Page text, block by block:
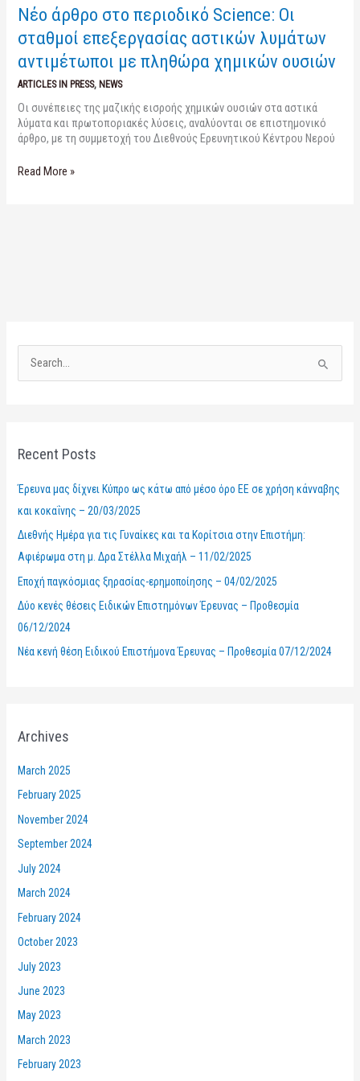
Νέο άρθρο στο περιοδικό Science: Οι
σταθμοί επεξεργασίας αστικών λυμάτων
αντιμέτωποι με πληθώρα χημικών ουσιών
ARTICLES IN PRESS,NEWS
Οι συνέπειες της μαζικής εισροής χημικών ουσιών στα αστικά
λύματα και πρωτοποριακές λύσεις, αναλύονται σε επιστημονικό
άρθρο, με τη συμμετοχή του Διεθνούς Ερευνητικού Κέντρου Νερού
Read More »
c
f
o
r
:
Recent Posts
Έρευνα μας δίχνει Κύπρο ως κάτω από μέσο όρο ΕΕ σε χρήση κάνναβης
και κοκαΐνης – 20/03/2025
Διεθνής Ημέρα για τις Γυναίκες και τα Κορίτσια στην Επιστήμη:
Αφιέρωμα στη μ. Δρα Στέλλα Μιχαήλ – 11/02/2025
Εποχή παγκόσμιας ξηρασίας-ερημοποίησης – 04/02/2025
Δύο κενές θέσεις Ειδικών Επιστημόνων Έρευνας – Προθεσμία
06/12/2024
Νέα κενή θέση Ειδικού Επιστήμονα Έρευνας – Προθεσμία 07/12/2024
Archives
March 2025
February 2025
November 2024
September 2024
July 2024
March 2024
February 2024
October 2023
July 2023
June 2023
May 2023
March 2023
February 2023